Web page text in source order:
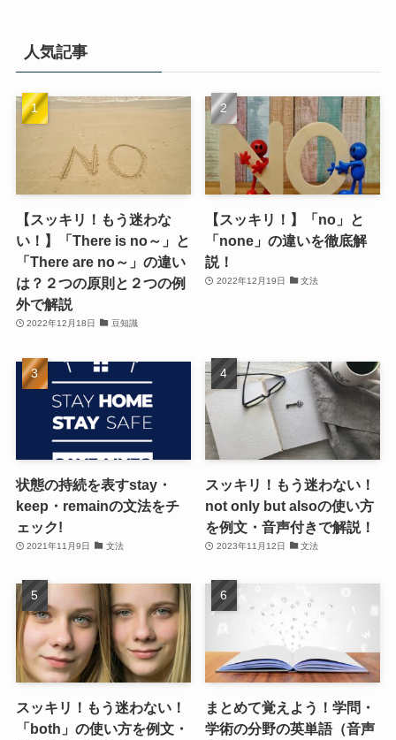
人気記事
【スッキリ！もう迷わな
い！】「There is no～」と
「There are no～」の違い
は？２つの原則と２つの例
外で解説
2022年12月18日 豆知識
【スッキリ！】「no」と
「none」の違いを徹底解
説！
2022年12月19日 文法
状態の持続を表すstay・
keep・remainの文法をチ
ェック!
2021年11月9日 文法
スッキリ！もう迷わない！
not only but alsoの使い方
を例文・音声付きで解説！
2023年11月12日 文法
スッキリ！もう迷わない！
「both」の使い方を例文・
まとめて覚えよう！学問・
学術の分野の英単語（音声